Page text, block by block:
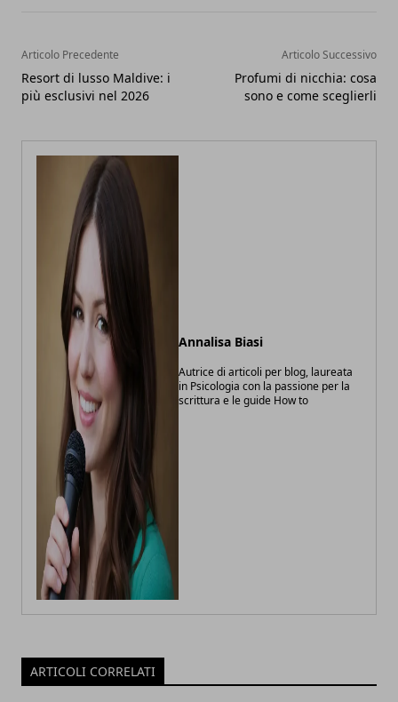
Articolo Precedente
Resort di lusso Maldive: i
più esclusivi nel 2026
Articolo Successivo
Profumi di nicchia: cosa
sono e come sceglierli
Annalisa Biasi
Autrice di articoli per blog, laureata
in Psicologia con la passione per la
scrittura e le guide How to
ARTICOLI CORRELATI